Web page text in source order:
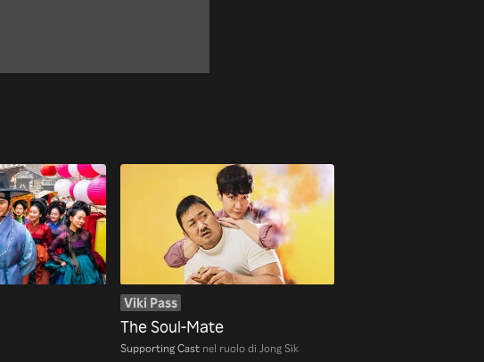
Viki Pass
The Soul-Mate
Supporting Cast nel ruolo di Jong Sik